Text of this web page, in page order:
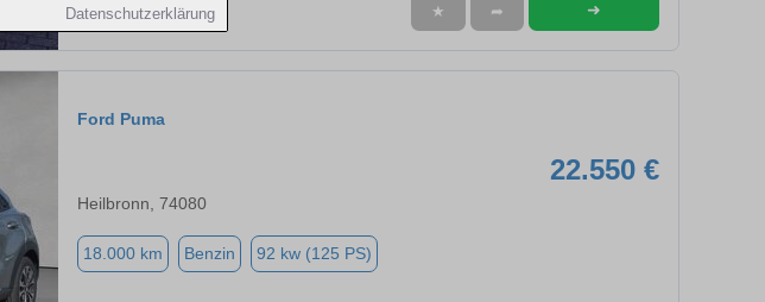
Datenschutzerklärung ★ ➦ ➜
Ford Puma
22.550 €
Heilbronn, 74080
18.000 km Benzin 92 kw (125 PS)